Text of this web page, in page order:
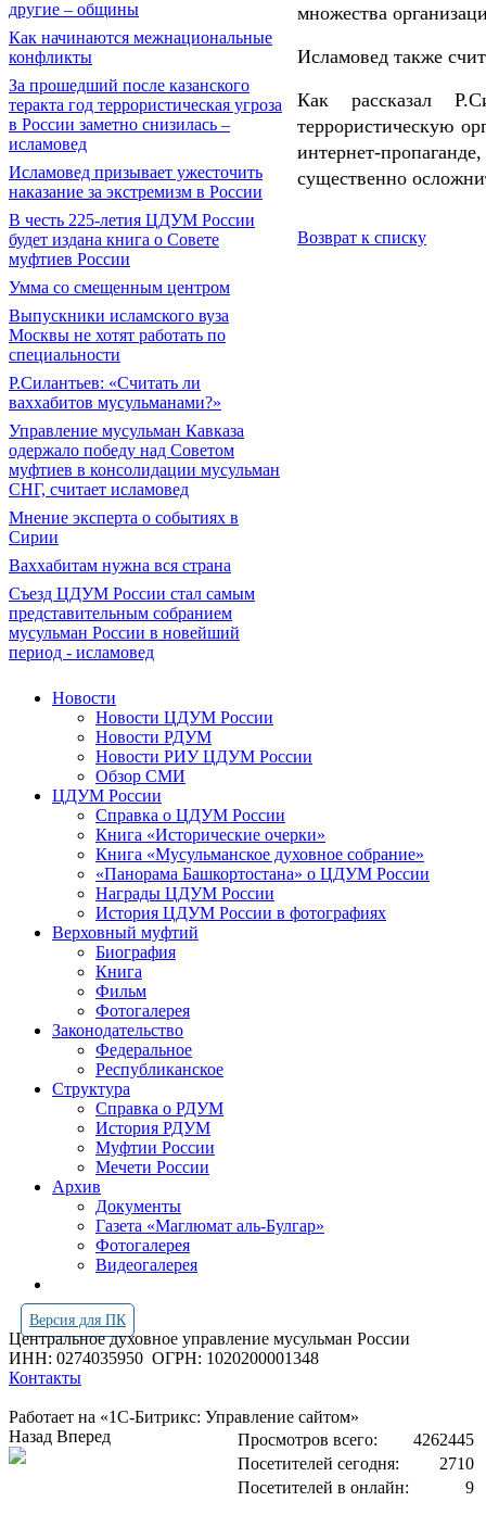
другие – общины
Как начинаются межнациональные
конфликты
За прошедший после казанского
теракта год террористическая угроза
в России заметно снизилась –
исламовед
Исламовед призывает ужесточить
наказание за экстремизм в России
В честь 225-летия ЦДУМ России
будет издана книга о Совете
муфтиев России
Умма со смещенным центром
Выпускники исламского вуза
Москвы не хотят работать по
специальности
Р.Силантьев: «Считать ли
ваххабитов мусульманами?»
Управление мусульман Кавказа
одержало победу над Советом
муфтиев в консолидации мусульман
СНГ, считает исламовед
Мнение эксперта о событиях в
Сирии
Ваххабитам нужна вся страна
Съезд ЦДУМ России стал самым
представительным собранием
мусульман России в новейший
период - исламовед
множества
Исламовед также
Как рассказал
террористическую
интернет-
существенно
Возврат к списку
Новости
Новости ЦДУМ России
Новости РДУМ
Новости РИУ ЦДУМ России
Обзор СМИ
ЦДУМ России
Справка о ЦДУМ России
Книга «Исторические очерки»
Книга «Мусульманское духовное собрание»
«Панорама Башкортостана» о ЦДУМ России
Награды ЦДУМ России
История ЦДУМ России в фотографиях
Верховный муфтий
Биография
Книга
Фильм
Фотогалерея
Законодательство
Федеральное
Республиканское
Структура
Справка о РДУМ
История РДУМ
Муфтии России
Мечети России
Архив
Документы
Газета «Маглюмат аль-Булгар»
Фотогалерея
Видеогалерея
Версия для ПК
Центральное духовное управление мусульман России
ИНН: 0274035950 ОГРН: 1020200001348
Контакты
Работает на «1С-Битрикс: Управление сайтом»
Просмотров всего:
4262445
Посетителей сегодня:
2710
Посетителей в онлайн:
9
Назад Вперед